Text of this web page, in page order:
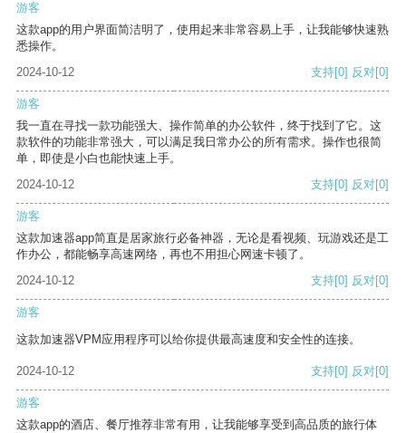
游客
这款app的用户界面简洁明了，使用起来非常容易上手，让我能够快速熟
悉操作。
2024-10-12
支持[0] 反对[0]
游客
我一直在寻找一款功能强大、操作简单的办公软件，终于找到了它。这
款软件的功能非常强大，可以满足我日常办公的所有需求。操作也很简
单，即使是小白也能快速上手。
2024-10-12
支持[0] 反对[0]
游客
这款加速器app简直是居家旅行必备神器，无论是看视频、玩游戏还是工
作办公，都能畅享高速网络，再也不用担心网速卡顿了。
2024-10-12
支持[0] 反对[0]
游客
这款加速器VPM应用程序可以给你提供最高速度和安全性的连接。
2024-10-12 支持[0] 反对[0]
游客
这款app的酒店、餐厅推荐非常有用，让我能够享受到高品质的旅行体